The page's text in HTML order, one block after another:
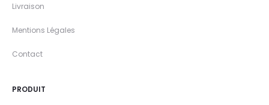
Livraison
Mentions Légales
Contact
PRODUIT